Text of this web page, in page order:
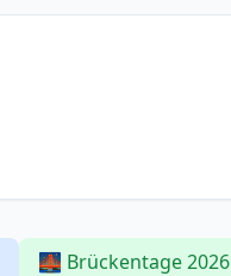
🌉 Brückentage 2026